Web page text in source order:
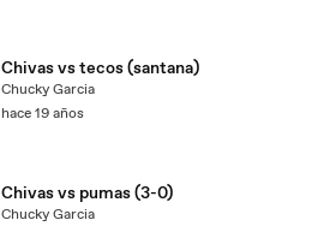
Chivas vs tecos (santana)
Chucky Garcia
hace 19 años
Chivas vs pumas (3-0)
Chucky Garcia